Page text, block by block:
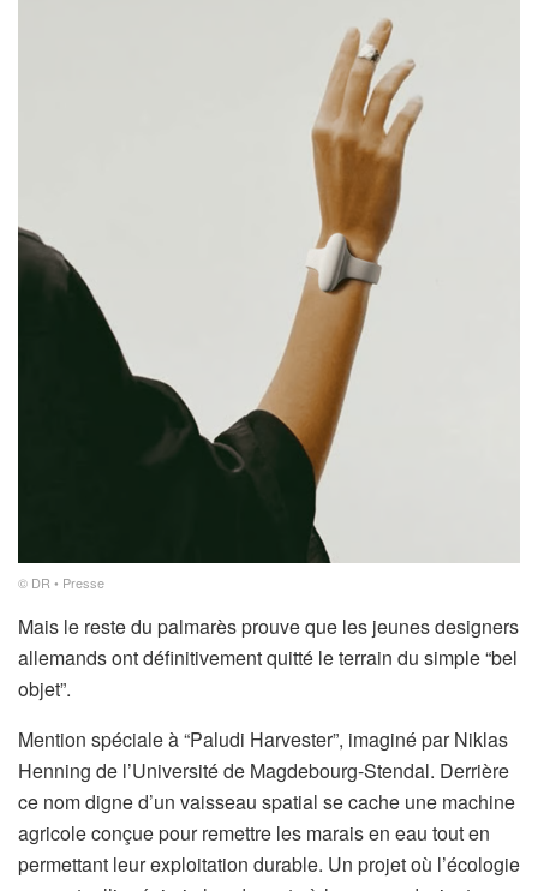
© DR • Presse
Mais le reste du palmarès prouve que les jeunes designers
allemands ont définitivement quitté le terrain du simple “bel
objet”.
Mention spéciale à “Paludi Harvester”, imaginé par Niklas
Henning de l’Université de Magdebourg-Stendal. Derrière
ce nom digne d’un vaisseau spatial se cache une machine
agricole conçue pour remettre les marais en eau tout en
permettant leur exploitation durable. Un projet où l’écologie